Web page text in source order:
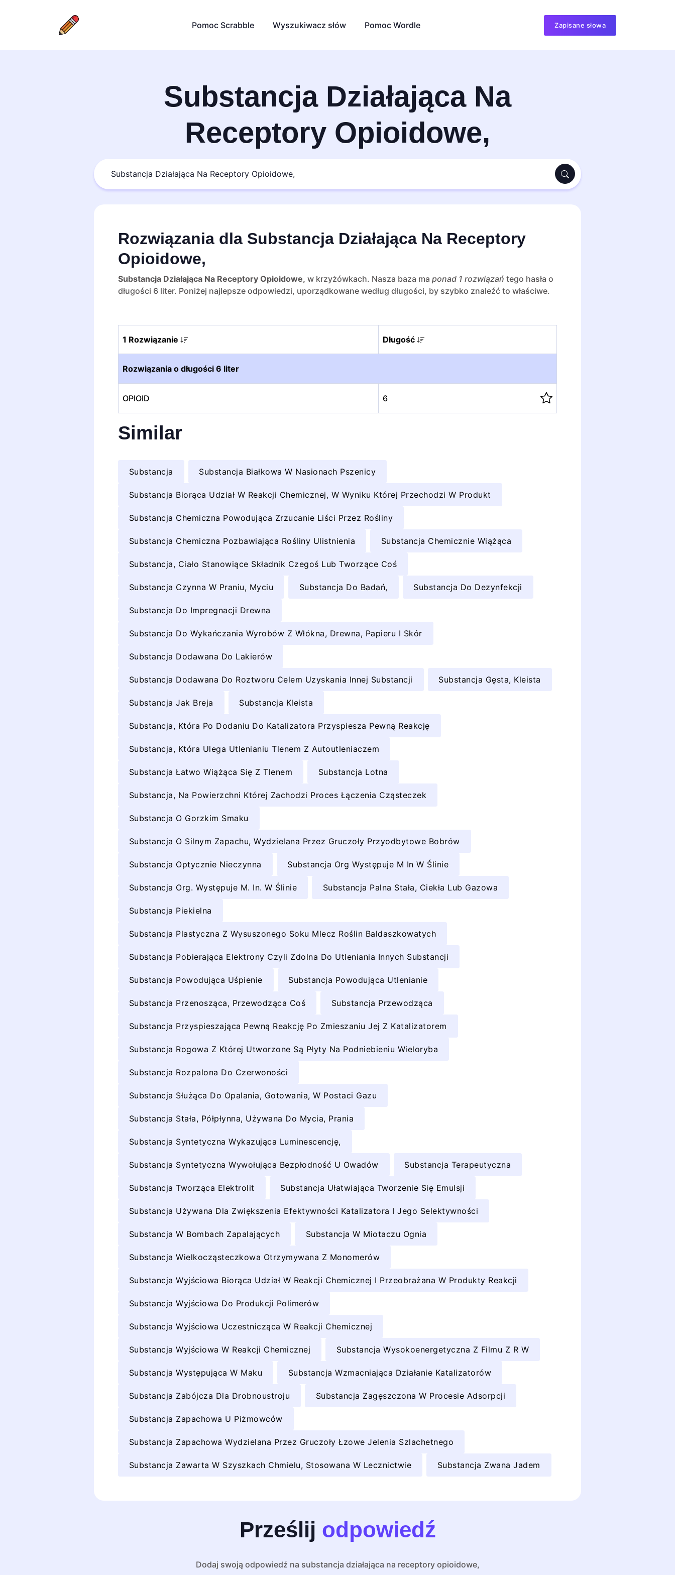
Pomoc Scrabble Wyszukiwacz słów Pomoc Wordle Zapisane słowa
Substancja Działająca Na
Receptory Opioidowe,
Rozwiązania dla Substancja Działająca Na Receptory
Opioidowe,
Substancja Działająca Na Receptory Opioidowe, w krzyżówkach. Nasza baza ma ponad 1 rozwiązań tego hasła o
długości 6 liter. Poniżej najlepsze odpowiedzi, uporządkowane według długości, by szybko znaleźć to właściwe.
1 Rozwiązanie Długość
Rozwiązania o długości 6 liter
OPIOID 6
Similar
Substancja Substancja Białkowa W Nasionach Pszenicy
Substancja Biorąca Udział W Reakcji Chemicznej, W Wyniku Której Przechodzi W Produkt
Substancja Chemiczna Powodująca Zrzucanie Liści Przez Rośliny
Substancja Chemiczna Pozbawiająca Rośliny Ulistnienia Substancja Chemicznie Wiążąca
Substancja, Ciało Stanowiące Składnik Czegoś Lub Tworzące Coś
Substancja Czynna W Praniu, Myciu Substancja Do Badań, Substancja Do Dezynfekcji
Substancja Do Impregnacji Drewna
Substancja Do Wykańczania Wyrobów Z Włókna, Drewna, Papieru I Skór
Substancja Dodawana Do Lakierów
Substancja Dodawana Do Roztworu Celem Uzyskania Innej Substancji Substancja Gęsta, Kleista
Substancja Jak Breja Substancja Kleista
Substancja, Która Po Dodaniu Do Katalizatora Przyspiesza Pewną Reakcję
Substancja, Która Ulega Utlenianiu Tlenem Z Autoutleniaczem
Substancja Łatwo Wiążąca Się Z Tlenem Substancja Lotna
Substancja, Na Powierzchni Której Zachodzi Proces Łączenia Cząsteczek
Substancja O Gorzkim Smaku
Substancja O Silnym Zapachu, Wydzielana Przez Gruczoły Przyodbytowe Bobrów
Substancja Optycznie Nieczynna Substancja Org Występuje M In W Ślinie
Substancja Org. Występuje M. In. W Ślinie Substancja Palna Stała, Ciekła Lub Gazowa
Substancja Piekielna
Substancja Plastyczna Z Wysuszonego Soku Mlecz Roślin Baldaszkowatych
Substancja Pobierająca Elektrony Czyli Zdolna Do Utleniania Innych Substancji
Substancja Powodująca Uśpienie Substancja Powodująca Utlenianie
Substancja Przenosząca, Przewodząca Coś Substancja Przewodząca
Substancja Przyspieszająca Pewną Reakcję Po Zmieszaniu Jej Z Katalizatorem
Substancja Rogowa Z Której Utworzone Są Płyty Na Podniebieniu Wieloryba
Substancja Rozpalona Do Czerwoności
Substancja Służąca Do Opalania, Gotowania, W Postaci Gazu
Substancja Stała, Półpłynna, Używana Do Mycia, Prania
Substancja Syntetyczna Wykazująca Luminescencję,
Substancja Syntetyczna Wywołująca Bezpłodność U Owadów Substancja Terapeutyczna
Substancja Tworząca Elektrolit Substancja Ułatwiająca Tworzenie Się Emulsji
Substancja Używana Dla Zwiększenia Efektywności Katalizatora I Jego Selektywności
Substancja W Bombach Zapalających Substancja W Miotaczu Ognia
Substancja Wielkocząsteczkowa Otrzymywana Z Monomerów
Substancja Wyjściowa Biorąca Udział W Reakcji Chemicznej I Przeobrażana W Produkty Reakcji
Substancja Wyjściowa Do Produkcji Polimerów
Substancja Wyjściowa Uczestnicząca W Reakcji Chemicznej
Substancja Wyjściowa W Reakcji Chemicznej Substancja Wysokoenergetyczna Z Filmu Z R W
Substancja Występująca W Maku Substancja Wzmacniająca Działanie Katalizatorów
Substancja Zabójcza Dla Drobnoustroju Substancja Zagęszczona W Procesie Adsorpcji
Substancja Zapachowa U Piżmowców
Substancja Zapachowa Wydzielana Przez Gruczoły Łzowe Jelenia Szlachetnego
Substancja Zawarta W Szyszkach Chmielu, Stosowana W Lecznictwie Substancja Zwana Jadem
Prześlij odpowiedź
Dodaj swoją odpowiedź na substancja działająca na receptory opioidowe,